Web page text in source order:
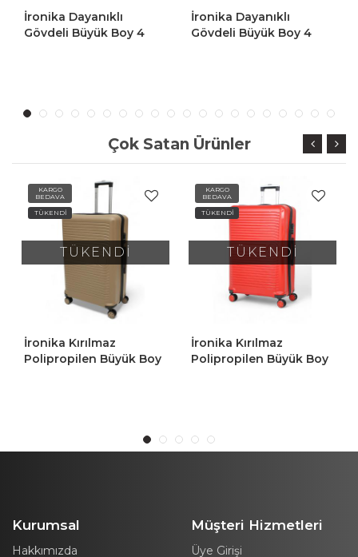
İronika Dayanıklı
Gövdeli Büyük Boy 4
İronika Dayanıklı
Gövdeli Orta Boy 4
Çok Satan Ürünler
KARGO
BEDAVA
TÜKENDİ
TÜKENDİ
İronika Kırılmaz
Polipropilen Büyük Boy
KARGO
BEDAVA
TÜKENDİ
TÜKENDİ
İronika Kırılmaz
Polipropilen Büyük Boy
Kurumsal
Hakkımızda
Müşteri Hizmetleri
Üye Girişi